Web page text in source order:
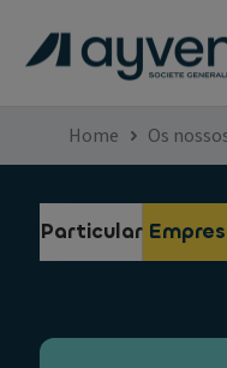
Home Os
Particular